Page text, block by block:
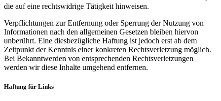
die auf eine rechtswidrige Tätigkeit hinweisen.
Verpflichtungen zur Entfernung oder Sperrung der Nutzung von
Informationen nach den allgemeinen Gesetzen bleiben hiervon
unberührt. Eine diesbezügliche Haftung ist jedoch erst ab dem
Zeitpunkt der Kenntnis einer konkreten Rechtsverletzung möglich.
Bei Bekanntwerden von entsprechenden Rechtsverletzungen
werden wir diese Inhalte umgehend entfernen.
Haftung für Links